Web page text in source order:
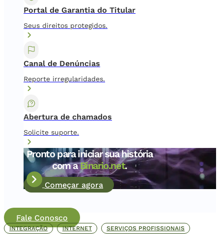
Portal de Garantia do Titular
Seus direitos protegidos.
Canal de Denúncias
Reporte irregularidades.
Abertura de chamados
Solicite suporte.
Pronto para iniciar sua história
com aBinario.net.
Começar agora
Fale Conosco
INTEGRAÇÃO INTERNET SERVIÇOS PROFISSIONAIS